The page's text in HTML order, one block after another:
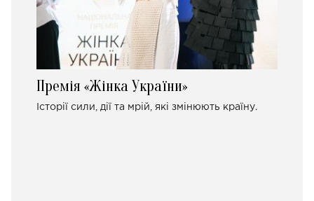
Премія «Жінка України»
Історії сили, дії та мрій, які змінюють країну.